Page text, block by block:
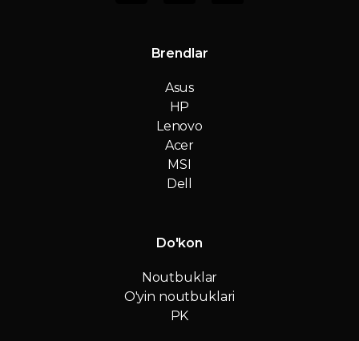
Brendlar
Asus
HP
Lenovo
Acer
MSI
Dell
Do'kon
Noutbuklar
O'yin noutbuklari
PK